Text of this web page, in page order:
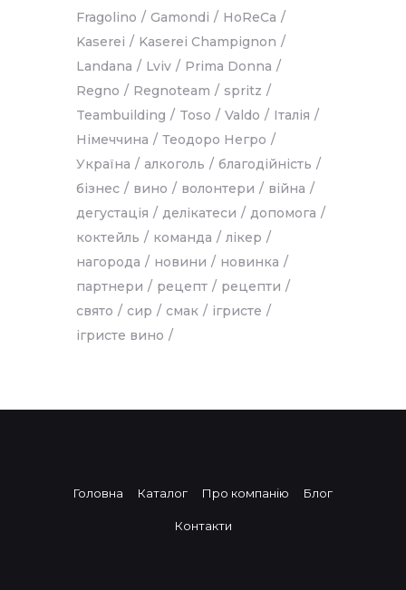
Fragolino
Gamondi
HoReCa
Kaserei
Kaserei Champignon
Landana
Lviv
Prima Donna
Regno
Regnoteam
spritz
Teambuilding
Toso Valdo
Італія
Німеччина
Теодоро Негро
Україна
алкоголь
благодійність
бізнес
вино волонтери
війна
дегустація
делікатеси
допомога
коктейль
команда
лікер
нагорода
новини
новинка
партнери
рецепт
рецепти
свято
сир смак
ігристе
ігристе вино
Головна Каталог Про компанію Блог
Контакти